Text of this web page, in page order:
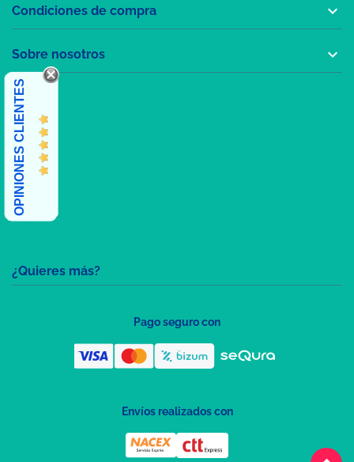
¿Quieres más?
Condiciones de compra 
Sobre nosotros 
OPINIONES CLIENTES
Pago seguro con
Envíos realizados con